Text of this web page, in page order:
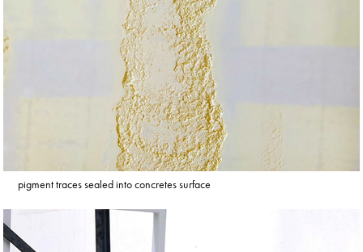
pigment traces sealed into concretes surface